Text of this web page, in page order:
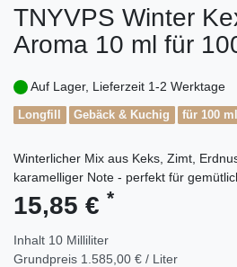
TNYVPS Winter
Aroma 10 ml für
Auf Lager, Lieferzeit 1-2 Werktage
Longfill Gebäck & Kuchig für 100 ml
Winterlicher Mix aus Keks, Zimt,
karamelliger Note - perfekt für
15,85 € *
Inhalt 10 Milliliter
Grundpreis 1.585,00 € / Liter